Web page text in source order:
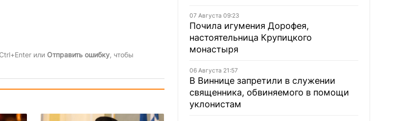
или Отправить ошибку, чтобы
07 Августа 09:23
Почила игумения Дорофея,
настоятельница Крупицкого
монастыря
06 Августа 21:57
В Виннице запретили в служении
священника, обвиняемого в помощи
уклонистам